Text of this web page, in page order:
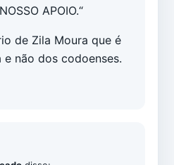
APOIO.“
de Zila Moura que é
não dos codoenses.